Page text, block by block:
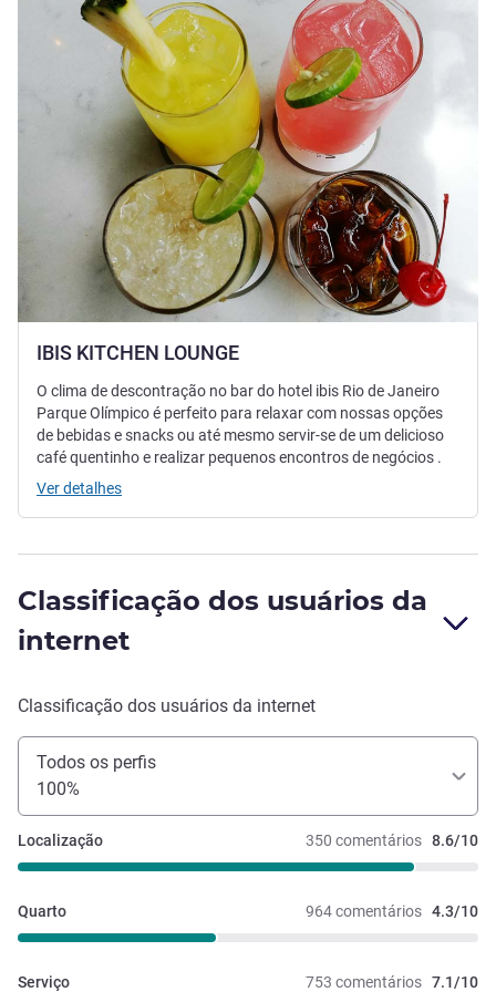
IBIS KITCHEN LOUNGE
O clima de descontração no bar do hotel ibis Rio de Janeiro
Parque Olímpico é perfeito para relaxar com nossas opções
de bebidas e snacks ou até mesmo servir-se de um delicioso
café quentinho e realizar pequenos encontros de negócios .
Ver detalhes
Classificação dos usuários da
internet
Classificação dos usuários da internet
Todos os perfis
100%
350 comentários 8.6/10
Localização
964 comentários 4.3/10
Quarto
753 comentários 7.1/10
Serviço